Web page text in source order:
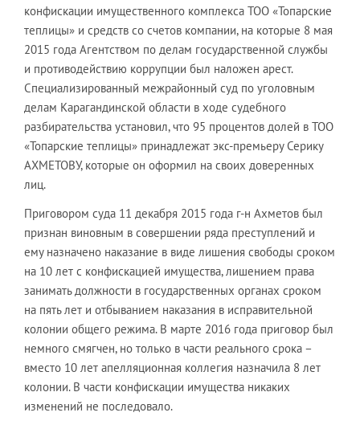
конфискации имущественного комплекса ТОО «Топарские
теплицы» и средств со счетов компании, на которые 8 мая
2015 года Агентством по делам государственной службы
и противодействию коррупции был наложен арест.
Специализированный межрайонный суд по уголовным
делам Карагандинской области в ходе судебного
разбирательства установил, что 95 процентов долей в ТОО
«Топарские теплицы» принадлежат экс-премьеру Серику
АХМЕТОВУ, которые он оформил на своих доверенных
лиц.
Приговором суда 11 декабря 2015 года г-н Ахметов был
признан виновным в совершении ряда преступлений и
ему назначено наказание в виде лишения свободы сроком
на 10 лет с конфискацией имущества, лишением права
занимать должности в государственных органах сроком
на пять лет и отбыванием наказания в исправительной
колонии общего режима. В марте 2016 года приговор был
немного смягчен, но только в части реального срока –
вместо 10 лет апелляционная коллегия назначила 8 лет
колонии. В части конфискации имущества никаких
изменений не последовало.